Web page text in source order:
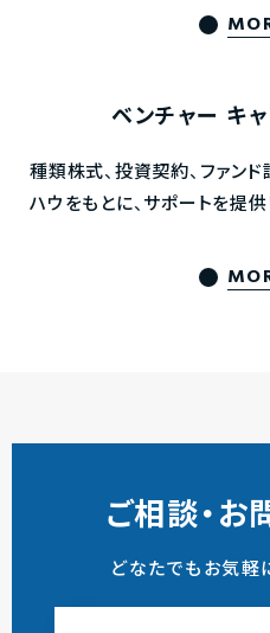
ベンチャー キ
種類株式、投資契約、ファン
ハウをもとに、サポートを提供
ご相談・お
どなたでもお気軽